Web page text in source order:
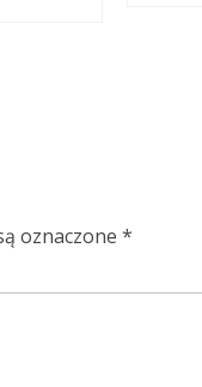
oznaczone *